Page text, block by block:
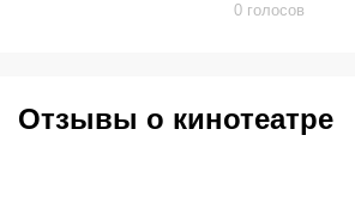
0голосов
Отзывы о кинотеатре